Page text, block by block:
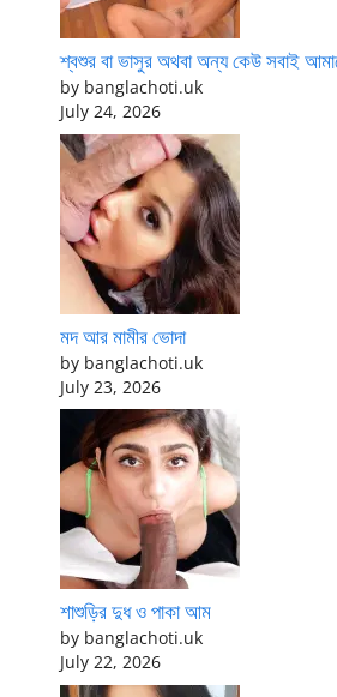
শ্বশুর বা ভাসুর অথবা অন্য কেউ সবাই
by banglachoti.uk
July 24, 2026
মদ আর মামীর ভোদা
by banglachoti.uk
July 23, 2026
শাশুড়ির দুধ ও পাকা আম
by banglachoti.uk
July 22, 2026